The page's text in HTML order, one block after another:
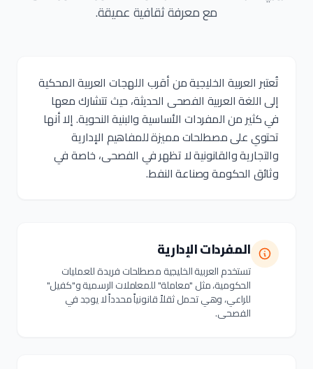
مع معرفة ثقافية عميقة.
تُعتبر العربية الخليجية من أقرب اللهجات العربية المحكية
إلى اللغة العربية الفصحى الحديثة، حيث تتشارك معها
في كثير من المفردات الأساسية والبنية النحوية. إلا أنها
تحتوي على مصطلحات مميزة للمفاهيم الإدارية
والتجارية والقانونية لا تظهر في الفصحى، خاصة في
وثائق الحكومة وصناعة النفط.
المفردات الإدارية
تستخدم العربية الخليجية مصطلحات فريدة للعمليات
الحكومية، مثل "معاملة" للمعاملات الرسمية و"كفيل"
للراعي، وهي تحمل ثقلاً قانونياً محدداً لا يوجد في
الفصحى.